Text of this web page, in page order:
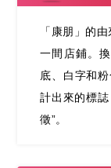
「康朋」的
一間店鋪。
底、白字和
計出來的標
徵”。